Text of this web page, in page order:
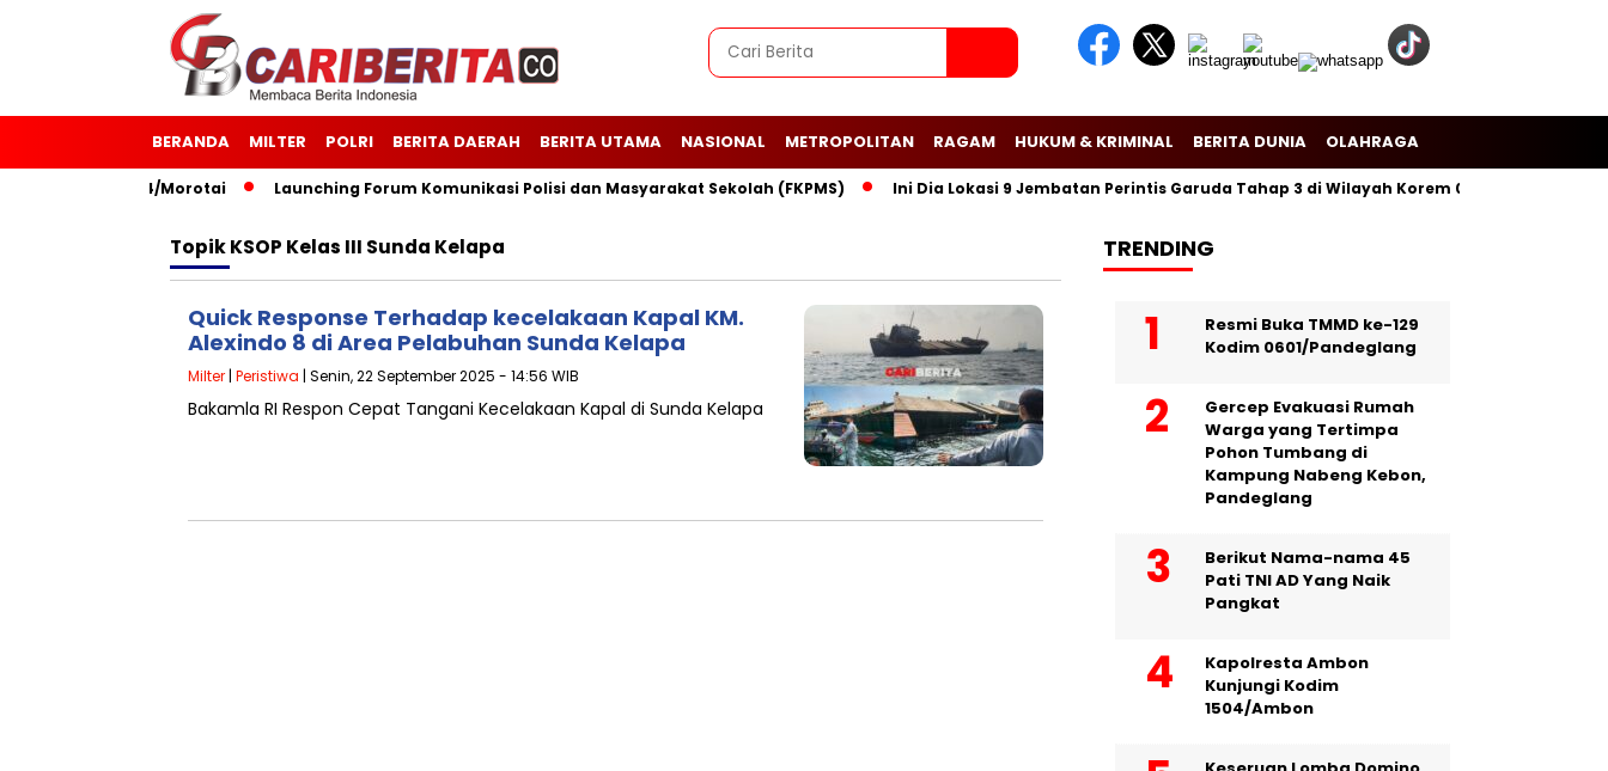
BERANDA MILTER POLRI BERITA DAERAH BERITA UTAMA NASIONAL METROPOLITAN RAGAM HUKUM & KRIMINAL BERITA DUNIA OLAHRAGA
Kodim 1514/Morotai Launching Forum Komunikasi Polisi dan Masyarakat Sekolah (FKPMS) Ini Dia Lokasi 9 Jembatan Perintis Garuda Tahap 3 di Wilayah Korem 081/Dsj
TopikKSOP Kelas III Sunda Kelapa
Quick Response Terhadap kecelakaan Kapal KM.
Alexindo 8 di Area Pelabuhan Sunda Kelapa
Milter | Peristiwa | Senin, 22 September 2025 - 14:56 WIB
Bakamla RI Respon Cepat Tangani Kecelakaan Kapal di Sunda Kelapa
TRENDING
Resmi Buka TMMD ke-129
Kodim 0601/Pandeglang
Gercep Evakuasi Rumah
Warga yang Tertimpa
Pohon Tumbang di
Kampung Nabeng Kebon,
Pandeglang
Berikut Nama-nama 45
Pati TNI AD Yang Naik
Pangkat
Kapolresta Ambon
Kunjungi Kodim
1504/Ambon